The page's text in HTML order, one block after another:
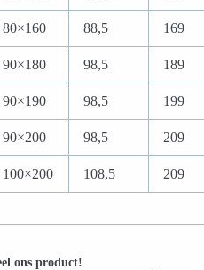
80×160 88,5 169
90×180 98,5 189
90×190 98,5 199
90×200 98,5 209
100×200 108,5 209
ons product!